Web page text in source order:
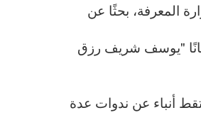
المعرفة، بحثًا عن
"يوسف شريف رزق
أنباء عن ندوات عدة